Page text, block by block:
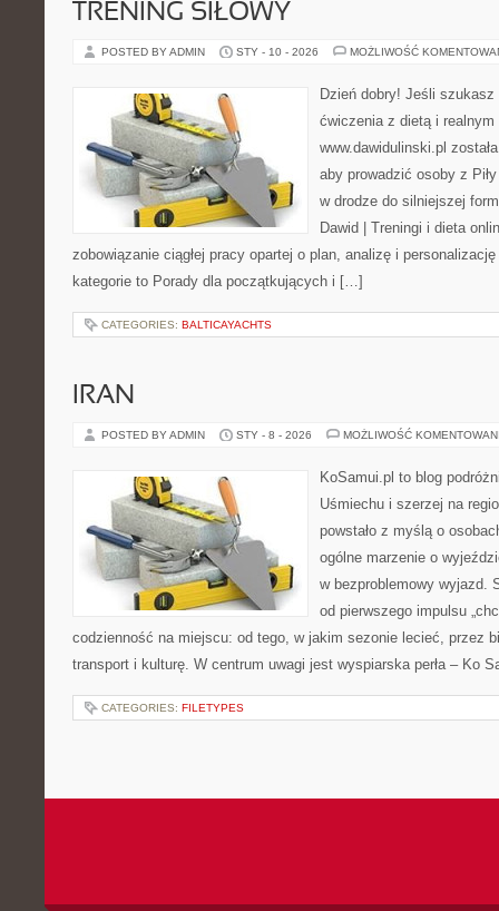
TRENING SIŁOWY
POSTED BY ADMIN STY - 10 - 2026 MOŻLIWOŚĆ
Dzień dobry! Jeśli
ćwiczenia z dietą i
www.dawidulinski.pl
aby prowadzić osoby z
w drodze do silniejszej
Dawid | Treningi i dieta
zobowiązanie ciągłej pracy opartej o plan, analizę i
kategorie to Porady dla początkujących i […]
CATEGORIES: BALTICAYACHTS
IRAN
POSTED BY ADMIN STY - 8 - 2026 MOŻLIWOŚĆ
KoSamui.pl to blog
Uśmiechu i szerzej na
powstało z myślą o
ogólne marzenie o
w bezproblemowy wyjazd.
od pierwszego impulsu
codzienność na miejscu: od tego, w jakim sezonie lecieć, przez
transport i kulturę. W centrum uwagi jest wyspiarska perła – Ko
CATEGORIES: FILETYPES